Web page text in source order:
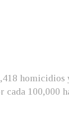
homicidios
cada 100,000